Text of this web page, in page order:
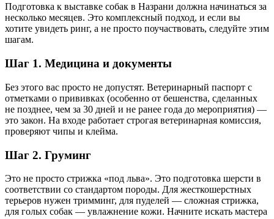
Подготовка к выставке собак в Назрани должна начинаться за
несколько месяцев. Это комплексный подход, и если вы
хотите увидеть ринг, а не просто поучаствовать, следуйте этим
шагам.
Шаг 1. Медицина и документы
Без этого вас просто не допустят. Ветеринарный паспорт с
отметками о прививках (особенно от бешенства, сделанных
не позднее, чем за 30 дней и не ранее года до мероприятия) —
это закон. На входе работает строгая ветеринарная комиссия,
проверяют чипы и клейма.
Шаг 2. Груминг
Это не просто стрижка «под льва». Это подготовка шерсти в
соответствии со стандартом породы. Для жесткошерстных
терьеров нужен тримминг, для пуделей — сложная стрижка,
для голых собак — увлажнение кожи. Начните искать мастера